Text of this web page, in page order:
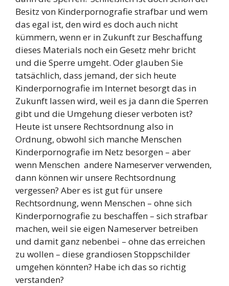
Besitz von Kinderpornografie strafbar und wem
das egal ist, den wird es doch auch nicht
kümmern, wenn er in Zukunft zur Beschaffung
dieses Materials noch ein Gesetz mehr bricht
und die Sperre umgeht. Oder glauben Sie
tatsächlich, dass jemand, der sich heute
Kinderpornografie im Internet besorgt das in
Zukunft lassen wird, weil es ja dann die Sperren
gibt und die Umgehung dieser verboten ist?
Heute ist unsere Rechtsordnung also in
Ordnung, obwohl sich manche Menschen
Kinderpornografie im Netz besorgen – aber
wenn Menschen andere Nameserver verwenden,
dann können wir unsere Rechtsordnung
vergessen? Aber es ist gut für unsere
Rechtsordnung, wenn Menschen – ohne sich
Kinderpornografie zu beschaffen – sich strafbar
machen, weil sie eigen Nameserver betreiben
und damit ganz nebenbei – ohne das erreichen
zu wollen – diese grandiosen Stoppschilder
umgehen könnten? Habe ich das so richtig
verstanden?